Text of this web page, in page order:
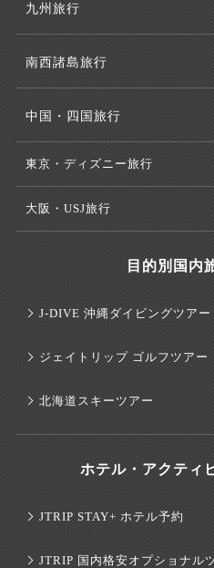
九州旅行
南西諸島旅行
中国・四国旅行
東京・ディズニー旅行
大阪・USJ旅行
目的別国内
J-DIVE 沖縄ダイビングツアー
ジェイトリップ ゴルフツアー
北海道スキーツアー
ホテル・アクティ
JTRIP STAY+ ホテル予約
JTRIP 国内格安オプショナル